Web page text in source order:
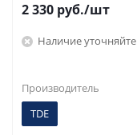
2 330 руб./шт
Наличие уточняйте
Производитель
TDE